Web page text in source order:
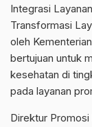
Integrasi
Transformasi
oleh
bertujuan untuk
kesehatan di
pada layanan
Direktur